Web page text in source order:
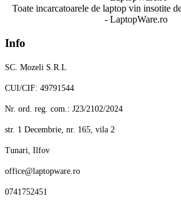
Toate incarcatoarele de laptop vin insotite
- LaptopWare.ro
Info
SC. Mozeli S.R.L
CUI/CIF: 49791544
Nr. ord. reg. com.: J23/2102/2024
str. 1 Decembrie, nr. 165, vila 2
Tunari, Ilfov
office@laptopware.ro
0741752451